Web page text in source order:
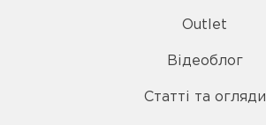
Outlet
Відеоблог
Статті та огляди